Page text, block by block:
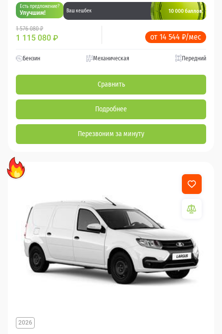
Есть предложение?
Улучшим! Ваш кешбек 10 000 баллов
1 576 080 ₽
1 115 080 ₽ от 14 544 ₽/мес
Бензин Механическая Передний
Сравнить
Подробнее
Перезвоним за минуту
2026